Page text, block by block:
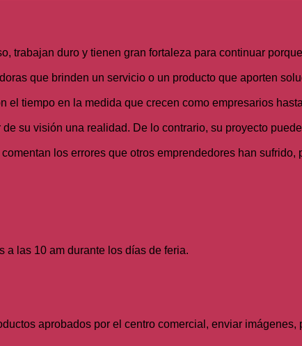
trabajan duro y tienen gran fortaleza para continuar
que brinden un servicio o un producto que aporten
tiempo en la medida que crecen como empresarios
su visión una realidad. De lo contrario, su proyecto
los errores que otros emprendedores han sufrido,
a las 10 am durante los días de feria.
aprobados por el centro comercial, enviar imágenes,